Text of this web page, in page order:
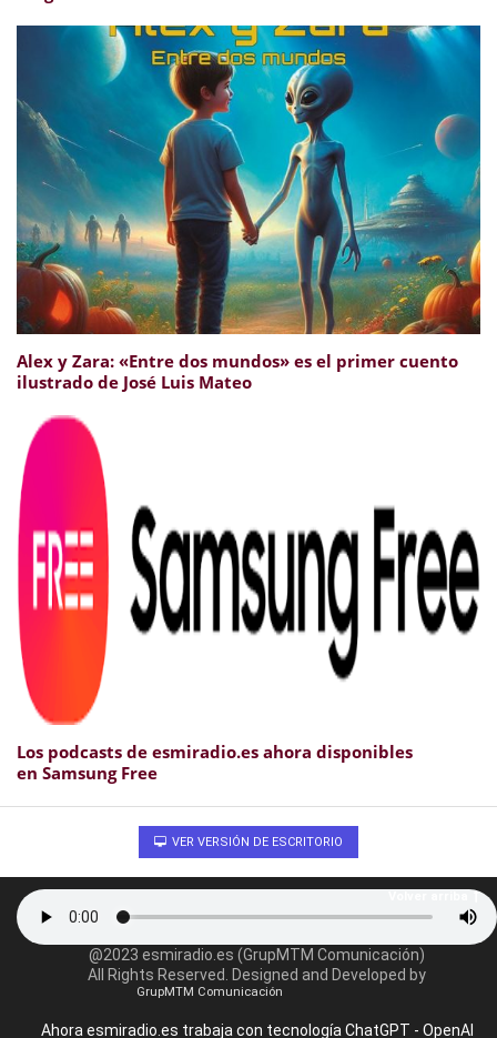
Alex y Zara: «Entre dos mundos» es el primer cuento
ilustrado de José Luis Mateo
Los podcasts de esmiradio.es ahora disponibles
en Samsung Free
VER VERSIÓN DE ESCRITORIO
@2023 esmiradio.es (GrupMTM Comunicación)
All Rights Reserved. Designed and Developed by
GrupMTM Comunicación
Ahora esmiradio.es trabaja con tecnología ChatGPT - OpenAI